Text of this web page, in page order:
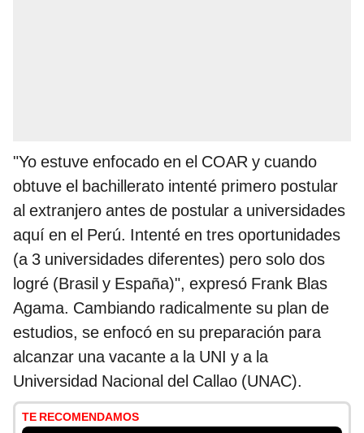
"Yo estuve enfocado en el COAR y cuando
obtuve el bachillerato intenté primero postular
al extranjero antes de postular a universidades
aquí en el Perú. Intenté en tres oportunidades
(a 3 universidades diferentes) pero solo dos
logré (Brasil y España)", expresó Frank Blas
Agama. Cambiando radicalmente su plan de
estudios, se enfocó en su preparación para
alcanzar una vacante a la UNI y a la
Universidad Nacional del Callao (UNAC).
TE RECOMENDAMOS